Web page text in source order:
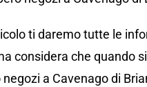
ti daremo tutte le
considera che quando
a Cavenago di